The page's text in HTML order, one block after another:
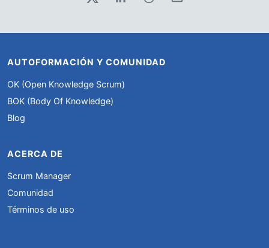
AUTOFORMACIÓN Y COMUNIDAD
OK (Open Knowledge Scrum)
BOK (Body Of Knowledge)
Blog
ACERCA DE
Scrum Manager
Comunidad
Términos de uso